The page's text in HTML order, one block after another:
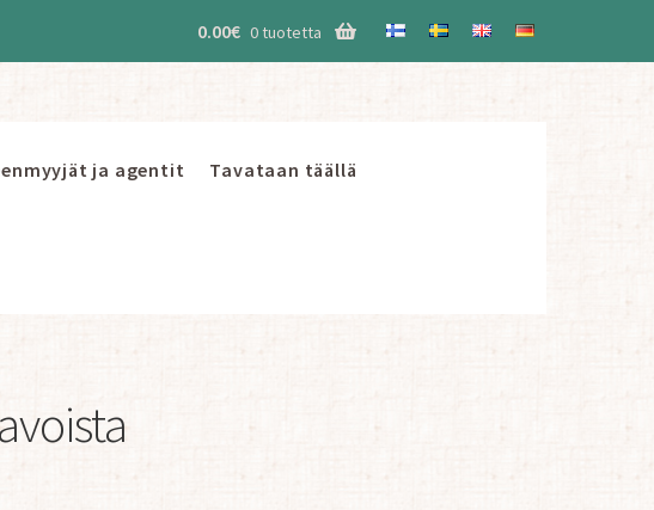
0.00€ 0 tuotetta
ja agentit Tavataan täällä